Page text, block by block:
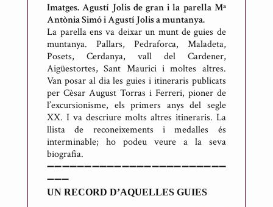
Imatges. Agustí Jolis de gran i la parella Mª
Antònia Simó i Agustí Jolis a muntanya.
La parella ens va deixar un munt de guies de
muntanya. Pallars, Pedraforca, Maladeta,
Posets, Cerdanya, vall del Cardener,
Aigüestortes, Sant Maurici i moltes altres.
Van posar al dia les guies i itineraris publicats
per Cèsar August Torras i Ferreri, pioner de
l’excursionisme, els primers anys del segle
XX. I va descriure molts altres itineraris. La
llista de reconeixements i medalles és
interminable; ho podeu veure a la seva
biografia.
➖➖➖➖➖➖➖➖➖➖➖➖➖➖➖➖➖➖➖➖➖➖➖➖
➖➖➖
UN RECORD D’AQUELLES GUIES